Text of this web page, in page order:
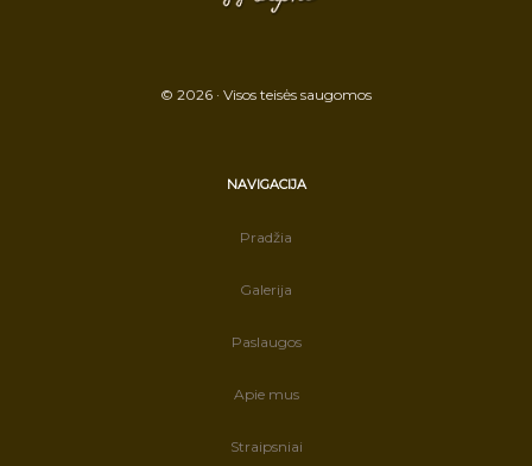
© 2026 · Visos teisės saugomos
NAVIGACIJA
Pradžia
Galerija
Paslaugos
Apie mus
Straipsniai